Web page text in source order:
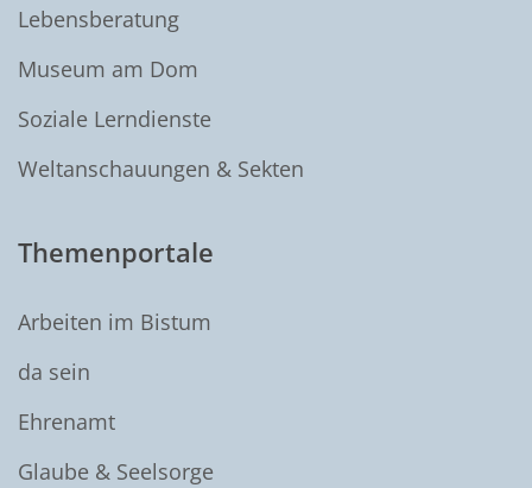
Lebensberatung
Museum am Dom
Soziale Lerndienste
Weltanschauungen & Sekten
Themenportale
Arbeiten im Bistum
da sein
Ehrenamt
Glaube & Seelsorge